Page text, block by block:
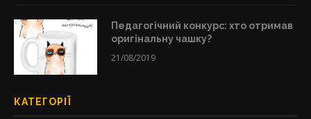
Педагогічний конкурс: хто отримав
оригінальну чашку?
21/08/2019
КАТЕГОРІЇ